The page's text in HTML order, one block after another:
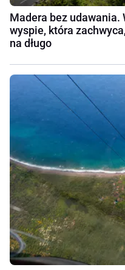
Madera bez
wyspie, która
na długo